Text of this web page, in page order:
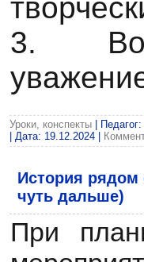
3.
Уроки, конспекты |
| Дата: 19.12.2024
История рядом
чуть дальше)
При